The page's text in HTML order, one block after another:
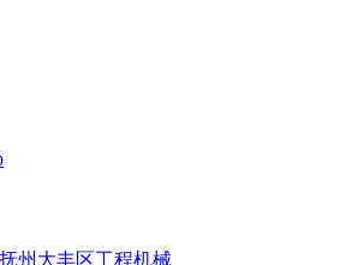
抚州大丰区工程机械